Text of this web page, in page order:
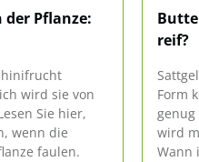
Pflanze:
wird sie von
Sie hier,
wenn die
faulen.
reif?
Form
wird
Wann